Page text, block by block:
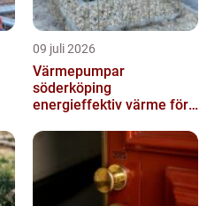
09 juli 2026
Värmepumpar
söderköping
energieffektiv värme för